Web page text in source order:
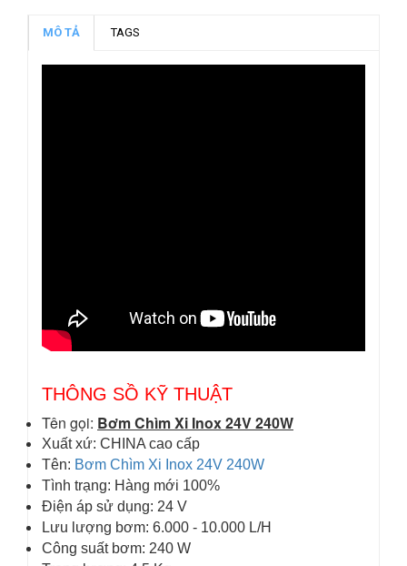
MÔ TẢ TAGS
THÔNG SỒ KỸ THUẬT
Tên gọi: Bơm Chìm Xi Inox 24V 240W
Xuất xứ: CHINA cao cấp
Tên: Bơm Chìm Xi Inox 24V 240W
Tình trạng: Hàng mới 100%
Điện áp sử dụng: 24 V
Lưu lượng bơm: 6.000 - 10.000 L/H
Công suất bơm: 240 W